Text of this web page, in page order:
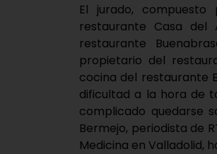
El jurado,
restaurante Casa
restaurante
propietario del
cocina del restaurante
dificultad a la hora de
complicado quedarse
Bermejo, periodista de
Medicina en Valladolid,